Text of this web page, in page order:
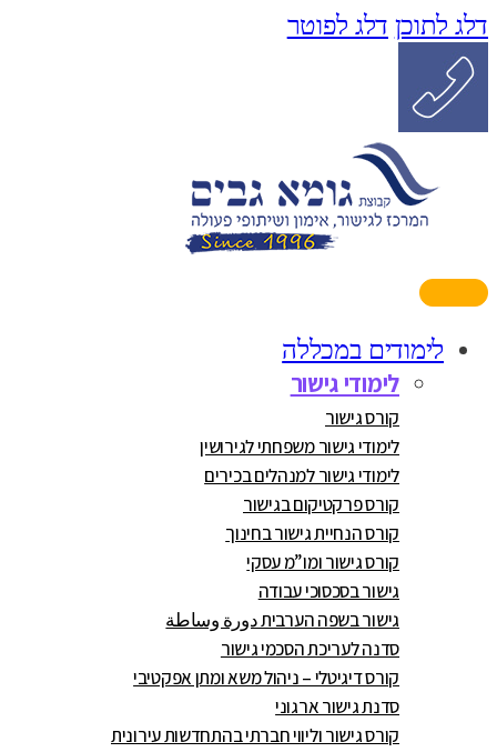
דלג לתוכן דלג לפוטר
לימודים במכללה
לימודי גישור
קורס גישור
לימודי גישור משפחתי לגירושין
לימודי גישור למנהלים בכירים
קורס פרקטיקום בגישור
קורס הנחיית גישור בחינוך
קורס גישור ומו”מ עסקי
גישור בסכסוכי עבודה
גישור בשפה הערבית دورة وساطة
סדנה לעריכת הסכמי גישור
קורס דיגיטלי – ניהול משא ומתן אפקטיבי
סדנת גישור ארגוני
קורס גישור וליווי חברתי בהתחדשות עירונית